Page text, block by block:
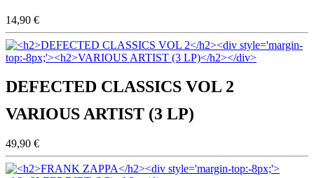
14,90 €
DEFECTED CLASSICS VOL 2
VARIOUS ARTIST (3 LP)
49,90 €